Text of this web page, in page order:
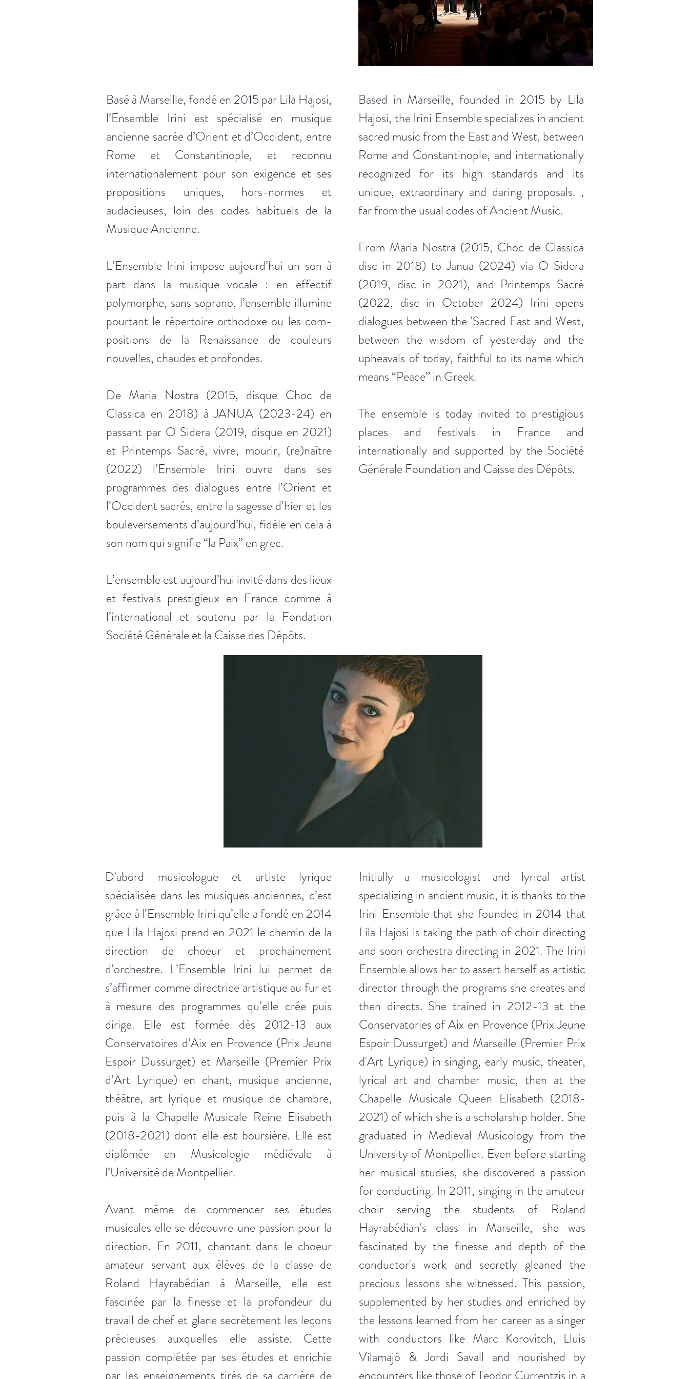
Basé à Marseille, fondé en 2015 par Lila Hajosi,
l’Ensemble Irini est spécialisé en musique
ancienne sacrée d’Orient et d’Occident, entre
Rome et Constantinople, et reconnu
internationalement pour son exigence et ses
propositions uniques, hors-normes et
audacieuses, loin des codes habituels de la
Musique Ancienne.
L’Ensemble Irini impose aujourd’hui un son à
part dans la musique vocale : en effectif
polymorphe, sans soprano, l’ensemble illumine
pourtant le répertoire orthodoxe ou les com-
positions de la Renaissance de couleurs
nouvelles, chaudes et profondes.
De Maria Nostra (2015, disque Choc de
Classica en 2018) à JANUA (2023-24) en
passant par O Sidera (2019, disque en 2021)
et Printemps Sacré, vivre, mourir, (re)naître
(2022) l’Ensemble Irini ouvre dans ses
programmes des dialogues entre l’Orient et
l’Occident sacrés, entre la sagesse d’hier et les
bouleversements d’aujourd’hui, fidèle en cela à
son nom qui signifie “la Paix” en grec.
L’ensemble est aujourd’hui invité dans des lieux
et festivals prestigieux en France comme à
l’international et soutenu par la Fondation
Société Générale et la Caisse des Dépôts.
Based in Marseille, founded in 2015 by Lila
Hajosi, the Irini Ensemble specializes in ancient
sacred music from the East and West, between
Rome and Constantinople, and internationally
recognized for its high standards and its
unique, extraordinary and daring proposals. ,
far from the usual codes of Ancient Music.
From Maria Nostra (2015, Choc de Classica
disc in 2018) to Janua (2024) via O Sidera
(2019, disc in 2021), and Printemps Sacré
(2022, disc in October 2024) Irini opens
dialogues between the 'Sacred East and West,
between the wisdom of yesterday and the
upheavals of today, faithful to its name which
means “Peace” in Greek.
The ensemble is today invited to prestigious
places and festivals in France and
internationally and supported by the Société
Générale Foundation and Caisse des Dépôts.
D'abord musicologue et artiste lyrique
spécialisée dans les musiques anciennes, c’est
grâce à l’Ensemble Irini qu’elle a fondé en 2014
que Lila Hajosi prend en 2021 le chemin de la
direction de choeur et prochainement
d’orchestre. L’Ensemble Irini lui permet de
s’affirmer comme directrice artistique au fur et
à mesure des programmes qu’elle crée puis
dirige. Elle est formée dès 2012-13 aux
Conservatoires d’Aix en Provence (Prix Jeune
Espoir Dussurget) et Marseille (Premier Prix
d’Art Lyrique) en chant, musique ancienne,
théâtre, art lyrique et musique de chambre,
puis à la Chapelle Musicale Reine Elisabeth
(2018-2021) dont elle est boursière. Elle est
diplômée en Musicologie médiévale à
l’Université de Montpellier.
Avant même de commencer ses études
musicales elle se découvre une passion pour la
direction. En 2011, chantant dans le choeur
amateur servant aux élèves de la classe de
Roland Hayrabédian à Marseille, elle est
fascinée par la finesse et la profondeur du
travail de chef et glane secrètement les leçons
précieuses auxquelles elle assiste. Cette
passion complétée par ses études et enrichie
par les enseignements tirés de sa carrière de
Initially a musicologist and lyrical artist
specializing in ancient music, it is thanks to the
Irini Ensemble that she founded in 2014 that
Lila Hajosi is taking the path of choir directing
and soon orchestra directing in 2021. The Irini
Ensemble allows her to assert herself as artistic
director through the programs she creates and
then directs. She trained in 2012-13 at the
Conservatories of Aix en Provence (Prix Jeune
Espoir Dussurget) and Marseille (Premier Prix
d'Art Lyrique) in singing, early music, theater,
lyrical art and chamber music, then at the
Chapelle Musicale Queen Elisabeth (2018-
2021) of which she is a scholarship holder. She
graduated in Medieval Musicology from the
University of Montpellier. Even before starting
her musical studies, she discovered a passion
for conducting. In 2011, singing in the amateur
choir serving the students of Roland
Hayrabédian's class in Marseille, she was
fascinated by the finesse and depth of the
conductor's work and secretly gleaned the
precious lessons she witnessed. This passion,
supplemented by her studies and enriched by
the lessons learned from her career as a singer
with conductors like Marc Korovitch, Lluis
Vilamajó & Jordi Savall and nourished by
encounters like those of Teodor Currentzis in a